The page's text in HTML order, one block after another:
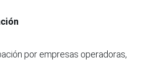
por empresas operadoras,